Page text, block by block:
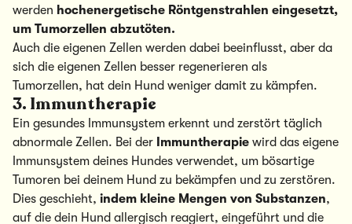
werden hochenergetische Röntgenstrahlen eingesetzt,
um Tumorzellen abzutöten.
Auch die eigenen Zellen werden dabei beeinflusst, aber da
sich die eigenen Zellen besser regenerieren als
Tumorzellen, hat dein Hund weniger damit zu kämpfen.
3. Immuntherapie
Ein gesundes Immunsystem erkennt und zerstört täglich
abnormale Zellen. Bei der Immuntherapie wird das eigene
Immunsystem deines Hundes verwendet, um bösartige
Tumoren bei deinem Hund zu bekämpfen und zu zerstören.
Dies geschieht, indem kleine Mengen von Substanzen,
auf die dein Hund allergisch reagiert, eingeführt und die